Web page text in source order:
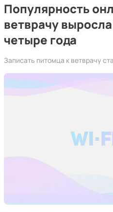
Популярность
ветврачу
четыре года
Записать питомца к ветврачу